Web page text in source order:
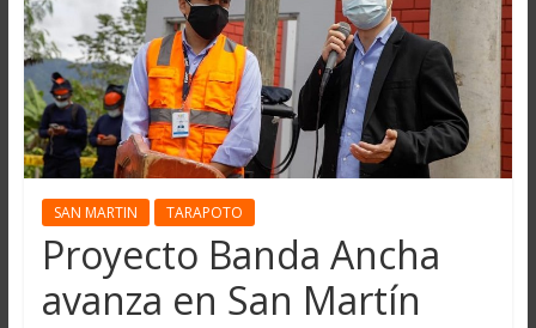
SAN MARTIN TARAPOTO
Proyecto Banda Ancha
avanza en San Martín